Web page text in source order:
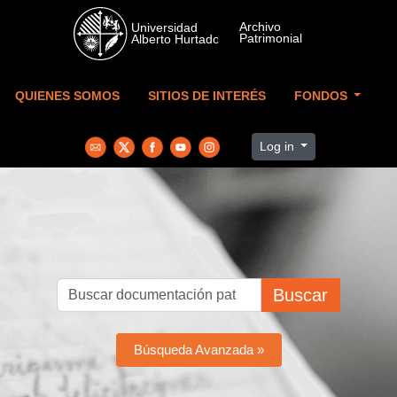
Skip to main content
QUIENES SOMOS SITIOS DE INTERÉS FONDOS
Log in
Buscar
Búsqueda Avanzada »